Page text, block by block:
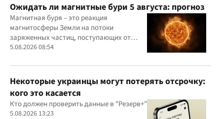
Ожидать ли магнитные бури 5 августа: прогноз
Магнитная буря – это реакция
магнитосферы Земли на потоки
заряженных частиц, поступающих от
Солнца
5.08.2026 08:54
Некоторые украинцы могут потерять отсрочку:
кого это касается
Кто должен проверить данные в "Резерв+"
5.08.2026 13:23